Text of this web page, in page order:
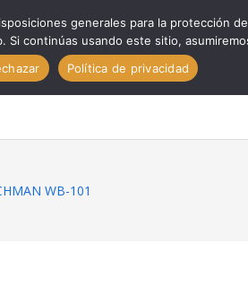
WB-101
generales para la protección
continúas usando este sitio,
Política de privacidad